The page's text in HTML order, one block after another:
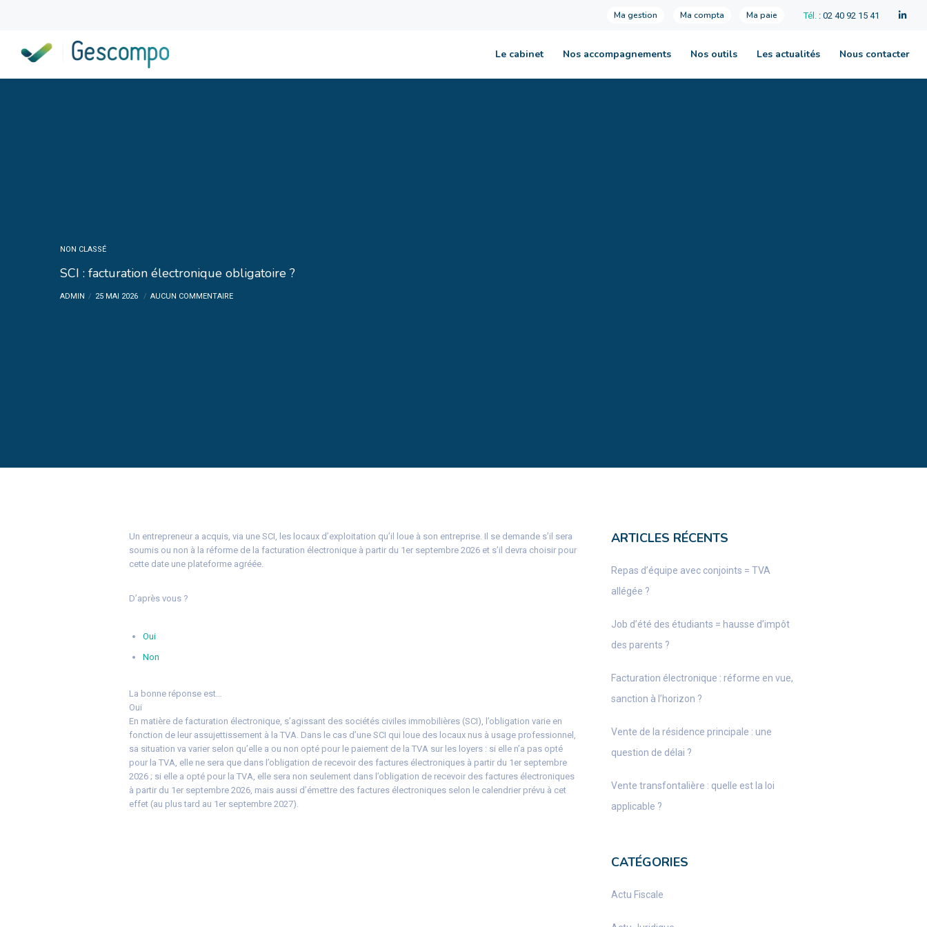
Ma gestion Ma compta Ma paie Tél. : 02 40 92 15 41
Le cabinet Nos accompagnements Nos outils Les actualités Nous contacter
NON CLASSÉ
SCI : facturation électronique obligatoire ?
ADMIN 25 MAI 2026 AUCUN COMMENTAIRE
Un entrepreneur a acquis, via une SCI, les locaux d’exploitation qu’il loue à son entreprise. Il se demande s’il sera
soumis ou non à la réforme de la facturation électronique à partir du 1er septembre 2026 et s’il devra choisir pour
cette date une plateforme agréée.
D’après vous ?
Oui
Non
La bonne réponse est…
Oui
En matière de facturation électronique, s’agissant des sociétés civiles immobilières (SCI), l’obligation varie en
fonction de leur assujettissement à la TVA. Dans le cas d’une SCI qui loue des locaux nus à usage professionnel,
sa situation va varier selon qu’elle a ou non opté pour le paiement de la TVA sur les loyers : si elle n’a pas opté
pour la TVA, elle ne sera que dans l’obligation de recevoir des factures électroniques à partir du 1er septembre
2026 ; si elle a opté pour la TVA, elle sera non seulement dans l’obligation de recevoir des factures électroniques
à partir du 1er septembre 2026, mais aussi d’émettre des factures électroniques selon le calendrier prévu à cet
effet (au plus tard au 1er septembre 2027).
ARTICLES RÉCENTS
Repas d’équipe avec conjoints = TVA
allégée ?
Job d’été des étudiants = hausse d’impôt
des parents ?
Facturation électronique : réforme en vue,
sanction à l’horizon ?
Vente de la résidence principale : une
question de délai ?
Vente transfontalière : quelle est la loi
applicable ?
CATÉGORIES
Actu Fiscale